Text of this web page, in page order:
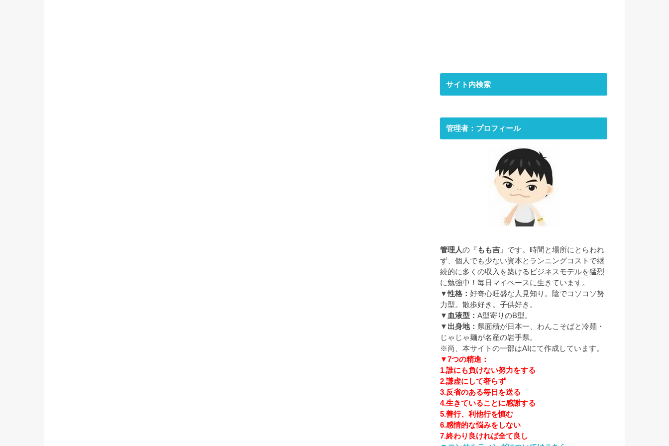
サイト内検索
管理者：プロフィール
管理人の『もも吉』です。時間と場所にとらわれ
ず、個人でも少ない資本とランニングコストで継
続的に多くの収入を築けるビジネスモデルを猛烈
に勉強中！毎日マイペースに生きています。
▼性格： 好奇心旺盛な人見知り。陰でコソコソ努
力型。散歩好き。子供好き。
▼血液型： A型寄りのB型。
▼出身地： 県面積が日本一、わんこそばと冷麺・
じゃじゃ麺が名産の岩手県。
※尚、本サイトの一部はAIにて作成しています。
▼7つの精進：
1.誰にも負けない努力をする
2.謙虚にして奢らず
3.反省のある毎日を送る
4.生きていることに感謝する
5.善行、利他行を慎む
6.感情的な悩みをしない
7.終わり良ければ全て良し